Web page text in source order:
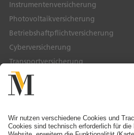
Instrumentenversicherung
Photovoltaikversicherung
Betriebshaftpflichtversicherung
Cyberversicherung
Transportversicherung
Service & Kontakt
Ansprechpartner finden